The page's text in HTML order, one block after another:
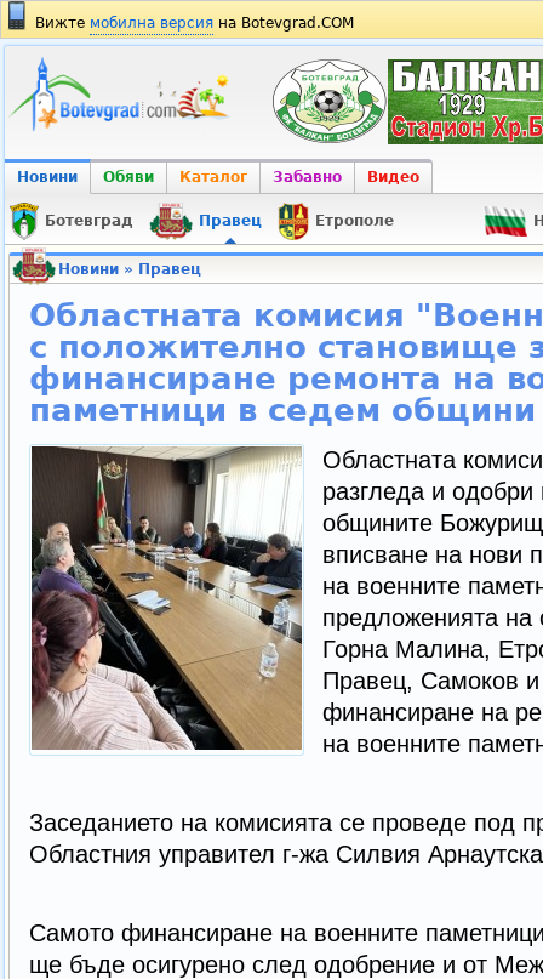
Вижте мобилна версия на Botevgrad.COM
Новини Обяви Каталог Забавно Видео
Ботевград Правец Етрополе
Новини» Правец
Областната комисия
с положително становище
финансиране ремонта на
паметници в седем общини
Областната
разгледа и
общините
вписване на нови
на военните
предложенията
Горна Малина,
Правец, Самоков
финансиране на
на военните
Заседанието на комисията се проведе под
Областния управител г-жа Силвия
Самото финансиране на военните
ще бъде осигурено след одобрение и от